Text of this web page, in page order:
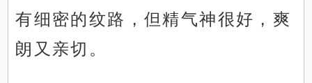
有细密的纹路，但精气神很好，爽
朗又亲切。